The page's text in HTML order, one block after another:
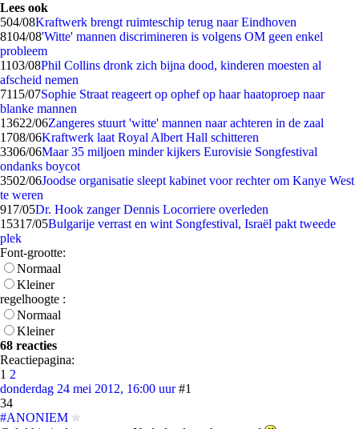
Lees ook
504/08Kraftwerk brengt ruimteschip terug naar Eindhoven
8104/08'Witte' mannen discrimineren is volgens OM geen enkel
probleem
1103/08Phil Collins dronk zich bijna dood, kinderen moesten al
afscheid nemen
7115/07Sophie Straat reageert op ophef op haar haatoproep naar
blanke mannen
13622/06Zangeres stuurt 'witte' mannen naar achteren in de zaal
1708/06Kraftwerk laat Royal Albert Hall schitteren
3306/06Maar 35 miljoen minder kijkers Eurovisie Songfestival
ondanks boycot
3502/06Joodse organisatie sleept kabinet voor rechter om Kanye West
te weren
917/05Dr. Hook zanger Dennis Locorriere overleden
15317/05Bulgarije verrast en wint Songfestival, Israël pakt tweede
plek
Font-grootte:
Normaal
Kleiner
regelhoogte :
Normaal
Kleiner
68 reacties
Reactiepagina:
1 2
donderdag 24 mei 2012, 16:00 uur #1
34
#ANONIEM